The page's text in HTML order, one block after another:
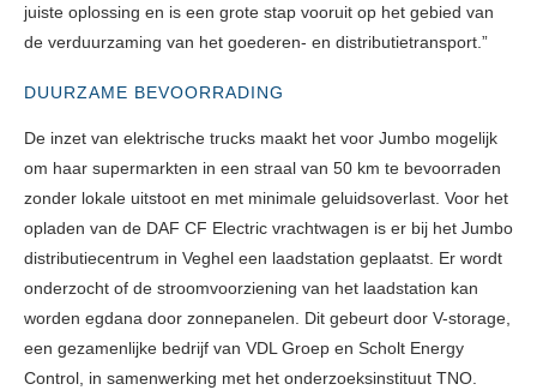
juiste oplossing en is een grote stap vooruit op het gebied van
de verduurzaming van het goederen- en distributietransport.”
DUURZAME BEVOORRADING
De inzet van elektrische trucks maakt het voor Jumbo mogelijk
om haar supermarkten in een straal van 50 km te bevoorraden
zonder lokale uitstoot en met minimale geluidsoverlast. Voor het
opladen van de DAF CF Electric vrachtwagen is er bij het Jumbo
distributiecentrum in Veghel een laadstation geplaatst. Er wordt
onderzocht of de stroomvoorziening van het laadstation kan
worden egdana door zonnepanelen. Dit gebeurt door V-storage,
een gezamenlijke bedrijf van VDL Groep en Scholt Energy
Control, in samenwerking met het onderzoeksinstituut TNO.